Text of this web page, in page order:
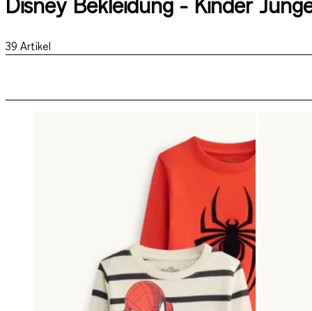
39 Artikel